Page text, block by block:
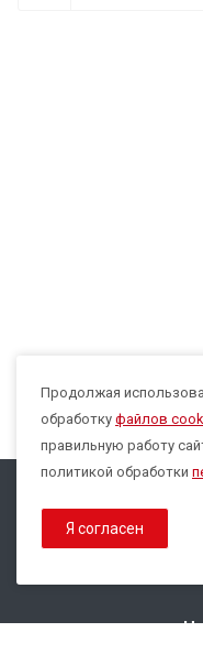
Продолжая
обработку файлов
правильную работу
политикой обработки
Я согласен
© 2026